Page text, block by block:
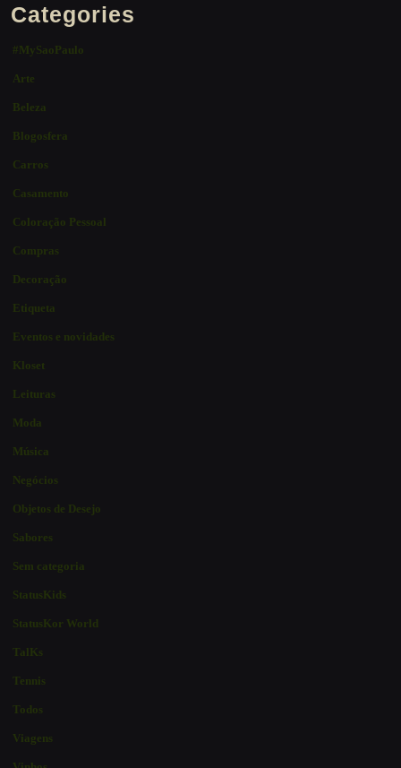
Categories
#MySaoPaulo
Arte
Beleza
Blogosfera
Carros
Casamento
Coloração Pessoal
Compras
Decoração
Etiqueta
Eventos e novidades
Kloset
Leituras
Moda
Música
Negócios
Objetos de Desejo
Sabores
Sem categoria
StatusKids
StatusKor World
TalKs
Tennis
Todos
Viagens